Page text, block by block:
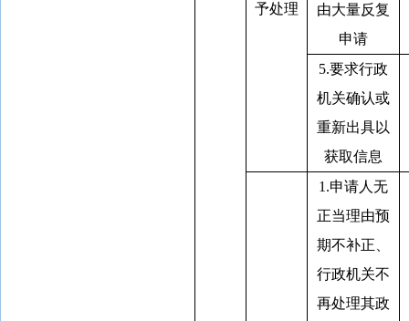
予处理
由大量反复
申请
5.要求行政
机关确认或
重新出具以
获取信息
1.申请人无
正当理由预
期不补正、
行政机关不
再处理其政